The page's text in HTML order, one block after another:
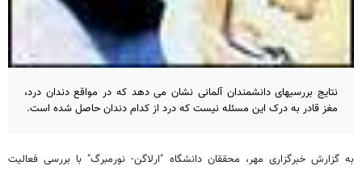
نتایج بررسیهای دانشمندان آلمانی نشان می دهد که در مواقع دندان درد،
مغز قادر به درک این مسئله نیست که درد از کدام دندان حاصل شده است.
به گزارش خبرگزاری مهر، محققان دانشگاه "ارلاگن- نورمبرگ" با بررسی فعالیت